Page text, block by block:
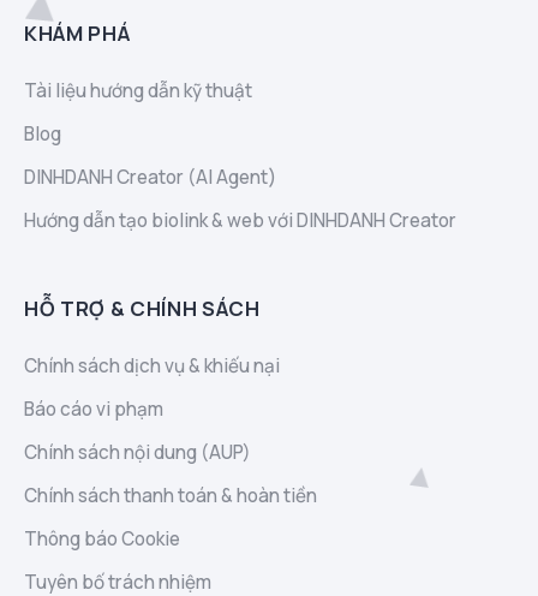
KHÁM PHÁ
Tài liệu hướng dẫn kỹ thuật
Blog
DINHDANH Creator (AI Agent)
Hướng dẫn tạo biolink & web với DINHDANH Creator
HỖ TRỢ & CHÍNH SÁCH
Chính sách dịch vụ & khiếu nại
Báo cáo vi phạm
Chính sách nội dung (AUP)
Chính sách thanh toán & hoàn tiền
Thông báo Cookie
Tuyên bố trách nhiệm